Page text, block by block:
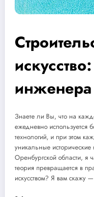
Знаете ли Вы, что на
ежедневно используется
технологий, и при этом
уникальные
Оренбургской области, я
теория превращается в
искусством? Я вам скажу